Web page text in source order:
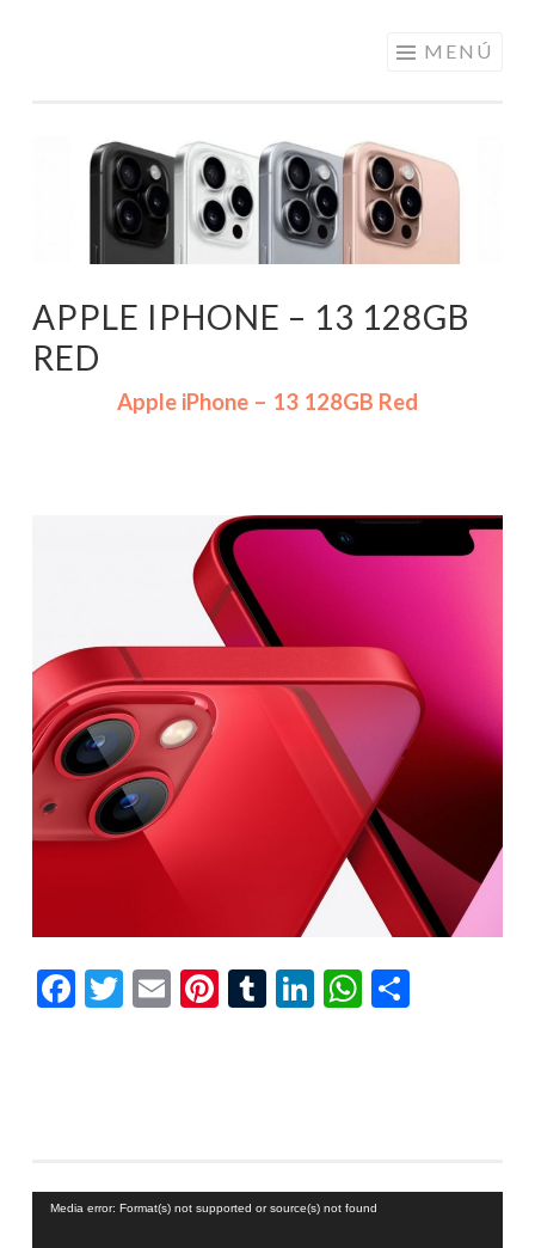
PRECIOS DE
ANDORRA
MENÚ
APPLE IPHONE – 13 128GB
RED
Apple iPhone – 13 128GB Red
Facebook
Twitter
EmailPinterest
Tumblr
LinkedIn
Reproductor
Media error: Format(s) not supported or source(s) not found